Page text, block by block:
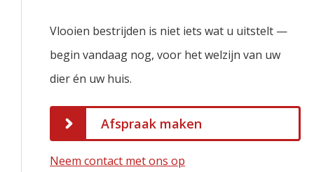
Vlooien bestrijden is niet iets wat u uitstelt —
begin vandaag nog, voor het welzijn van uw
dier én uw huis.
Afspraak maken
Neem contact met ons op